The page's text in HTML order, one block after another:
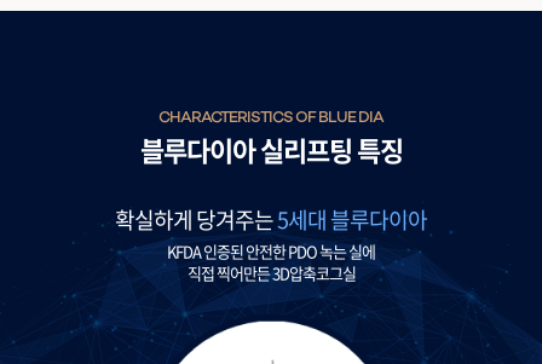
블루다이아 실리프팅 특징
CHARACTERISTICS OF BLUE DIA
확실하게 당겨주는5세대 블루다이아
KFDA 인증된 안전한 PDO 녹는 실에
직접 찍어만든 3D압축코그실